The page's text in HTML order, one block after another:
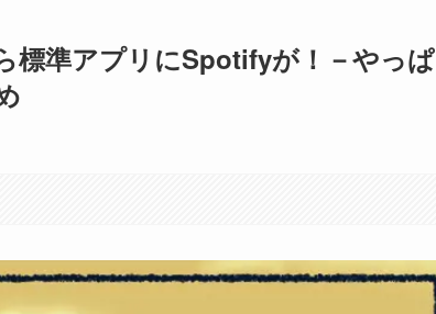
標準アプリにSpotifyが！－やっぱ